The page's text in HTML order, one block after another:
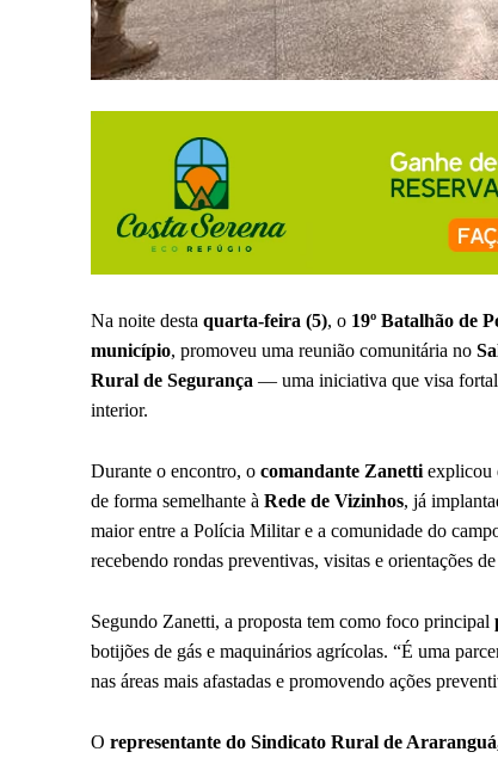
Na noite desta quarta-feira (5), o 19º Batalhão de
município, promoveu uma reunião comunitária no
Rural de Segurança — uma iniciativa que visa
interior.
Durante o encontro, o comandante Zanetti explicou
de forma semelhante à Rede de Vizinhos, já
maior entre a Polícia Militar e a comunidade do
recebendo rondas preventivas, visitas e orientações
Segundo Zanetti, a proposta tem como foco principal
botijões de gás e maquinários agrícolas. “É uma
nas áreas mais afastadas e promovendo ações
O representante do Sindicato Rural de